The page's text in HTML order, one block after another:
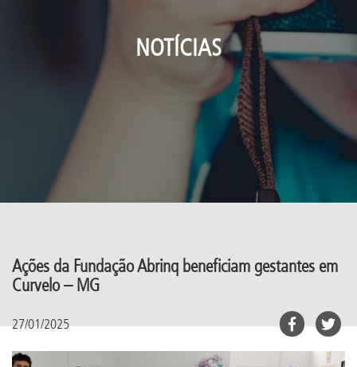
NOTÍCIAS
Ações da Fundação Abrinq beneficiam gestantes em
Curvelo – MG
27/01/2025